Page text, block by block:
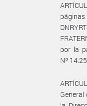
por la
Nº